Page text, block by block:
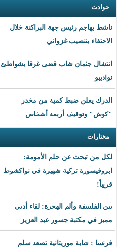
حوادث
ناشط يهاجم رئيس جهة البراكنة خلال
الاحتفاء بتنصيب غزواني
انتشال جثمان شاب قضى غرقا بشواطئ
نواذيبو
الدرك يعلن ضبط كمية من مخدر
"كوش" وتوقيف أربعة أشخاص
مختارات
لكل من تبحث عن حلم الأمومة:
ابروفيسورة تركية شهيرة في نواكشوط
قريباً!
بين الفلسفة وألم الهجرة: لقاء أدبي
مميز في مكتبة جسور عبد العزيز
فرنسا : شابة موريتانية تصعد سلم